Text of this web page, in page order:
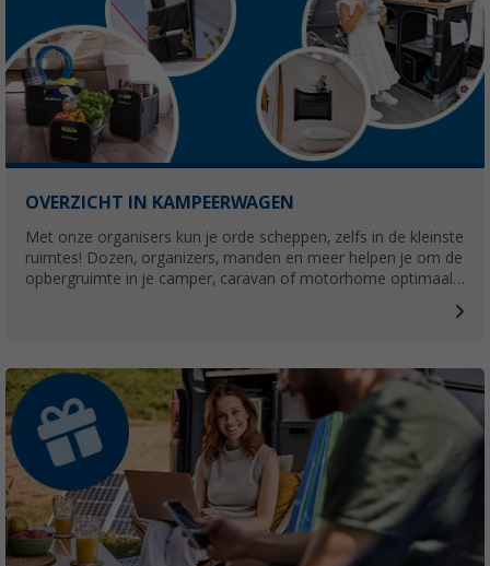
OVERZICHT IN KAMPEERWAGEN
Met onze organisers kun je orde scheppen, zelfs in de kleinste
ruimtes! Dozen, organizers, manden en meer helpen je om de
opbergruimte in je camper, caravan of motorhome optimaal